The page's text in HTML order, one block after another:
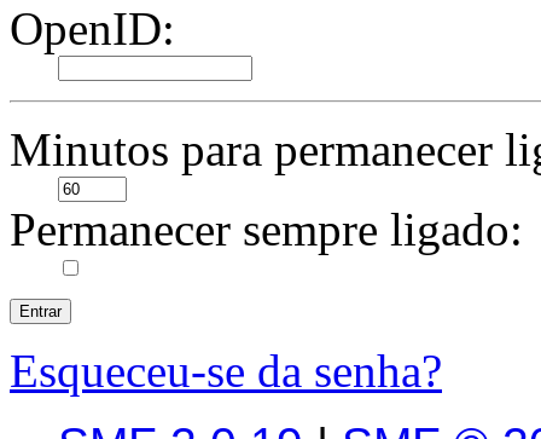
OpenID:
Minutos para permanecer
Permanecer sempre ligado:
Esqueceu-se da senha?